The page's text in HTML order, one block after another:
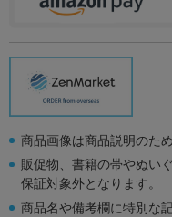
商品画像は商品説明のた
販促物、書籍の帯やぬい
保証対象外となります。
商品名や備考欄に特別な